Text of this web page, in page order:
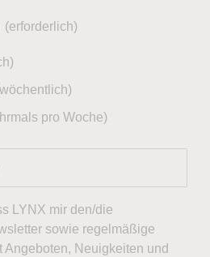
(erforderlich)
pro Woche)
LYNX mir den/die
sowie regelmäßige
Angeboten, Neuigkeiten und